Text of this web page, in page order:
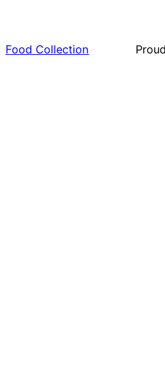
Food Collection